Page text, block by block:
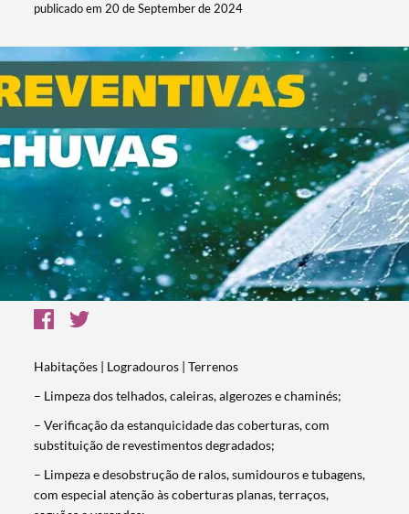
publicado em 20 de September de 2024
Habitações | Logradouros | Terrenos
– Limpeza dos telhados, caleiras, algerozes e chaminés;
– Verificação da estanquicidade das coberturas, com
substituição de revestimentos degradados;
– Limpeza e desobstrução de ralos, sumidouros e tubagens,
com especial atenção às coberturas planas, terraços,